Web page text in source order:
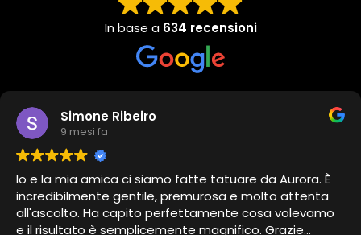
In base a 634 recensioni
Simone Ribeiro
9 mesi fa
Io e la mia amica ci siamo fatte tatuare da Aurora. È
incredibilmente gentile, premurosa e molto attenta
all'ascolto. Ha capito perfettamente cosa volevamo
e il risultato è semplicemente magnifico. Grazie